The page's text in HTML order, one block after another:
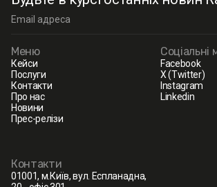
Меню
Кейси
Послуги
Контакти
Про нас
Новини
Прес-релізи
Соціальні
Facebook
X (Twitter)
Instagram
Linkedin
Контакти
01001, м.Київ, вул. Еспланадна,